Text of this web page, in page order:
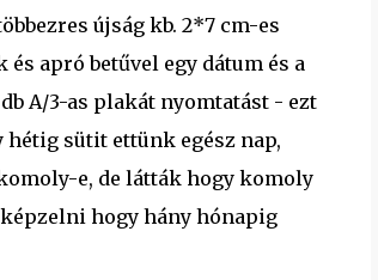
újság kb. 2*7 cm-es
apró betűvel egy dátum és a
A/3-as plakát nyomtatást - ezt
sütit ettünk egész nap,
e, de látták hogy komoly
hogy hány hónapig